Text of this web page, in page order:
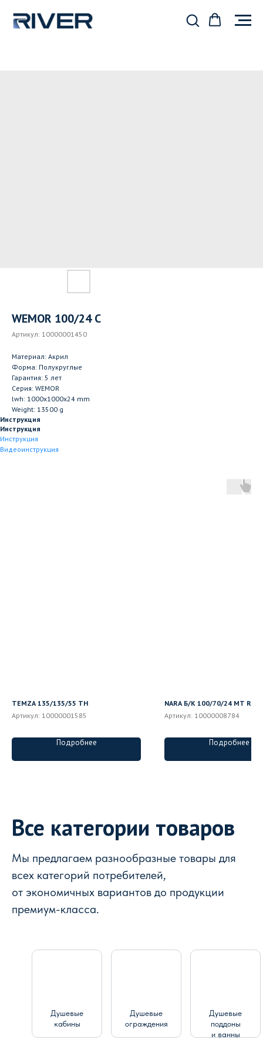
WEMOR 100/24 C
Артикул: 10000001450
Материал: Акрил
Форма: Полукруглые
Гарантия: 5 лет
Серия: WEMOR
lwh: 1000x1000x24 mm
Weight: 13500 g
Инструкция
Инструкция
Инструкция
Видеоинструкция
TEMZA 135/135/55 ТН
Артикул: 10000001585
Подробнее
NARA Б/К 100/70/24 MT R
Артикул: 10000008784
Подробнее
Все категории товаров
Мы предлагаем разнообразные товары для
всех категорий потребителей,
от экономичных вариантов до продукции
премиум-класса.
Душевые
кабины
Душевые
ограждения
Душевые
поддоны
и ванны